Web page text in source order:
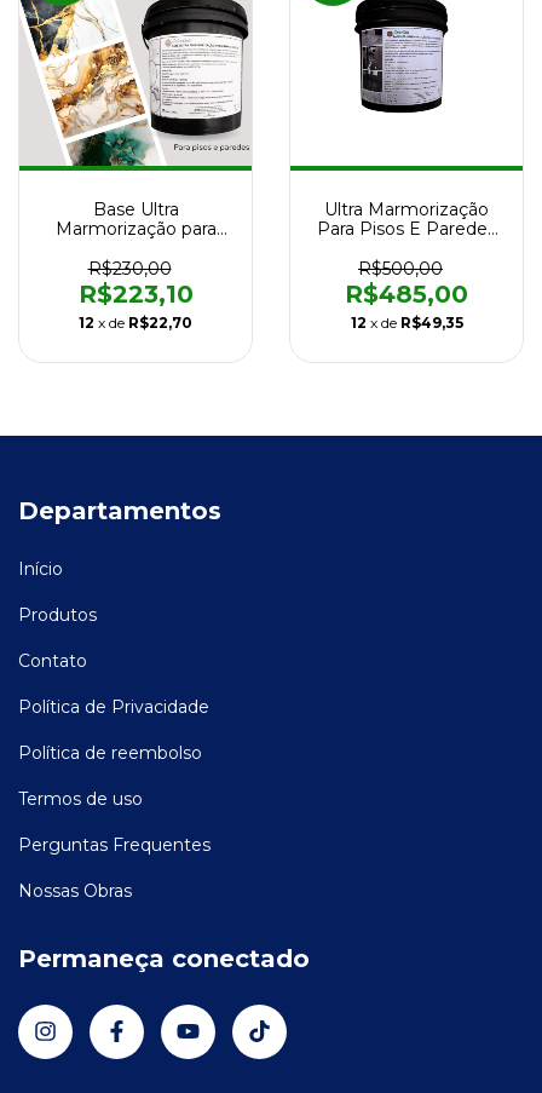
Base Ultra
Marmorização para
R$230,00
R$223,10
12 x de R$22,70
Ultra Marmorização
Para Pisos E Paredes
R$500,00
R$485,00
12 x de R$49,35
Departamentos
Início
Produtos
Contato
Política de Privacidade
Política de reembolso
Termos de uso
Perguntas Frequentes
Nossas Obras
Permaneça conectado